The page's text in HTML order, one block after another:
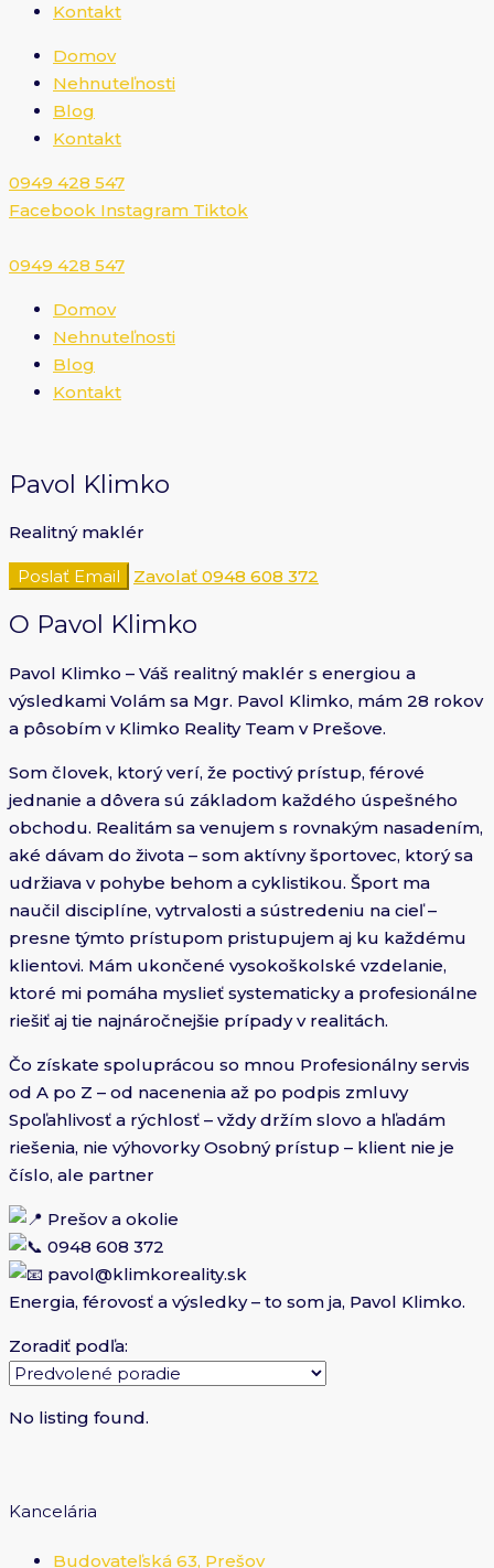
Kontakt
Domov
Nehnuteľnosti
Blog
Kontakt
0949 428 547​
Facebook Instagram Tiktok
0949 428 547​
Domov
Nehnuteľnosti
Blog
Kontakt
Pavol Klimko
Realitný maklér
Poslať Email Zavolať 0948 608 372
O Pavol Klimko
Pavol Klimko – Váš realitný maklér s energiou a
výsledkami Volám sa Mgr. Pavol Klimko, mám 28 rokov
a pôsobím v Klimko Reality Team v Prešove.
Som človek, ktorý verí, že poctivý prístup, férové
jednanie a dôvera sú základom každého úspešného
obchodu. Realitám sa venujem s rovnakým nasadením,
aké dávam do života – som aktívny športovec, ktorý sa
udržiava v pohybe behom a cyklistikou. Šport ma
naučil disciplíne, vytrvalosti a sústredeniu na cieľ –
presne týmto prístupom pristupujem aj ku každému
klientovi. Mám ukončené vysokoškolské vzdelanie,
ktoré mi pomáha myslieť systematicky a profesionálne
riešiť aj tie najnáročnejšie prípady v realitách.
Čo získate spoluprácou so mnou Profesionálny servis
od A po Z – od nacenenia až po podpis zmluvy
Spoľahlivosť a rýchlosť – vždy držím slovo a hľadám
riešenia, nie výhovorky Osobný prístup – klient nie je
číslo, ale partner
Prešov a okolie
0948 608 372
pavol@klimkoreality.sk
Energia, férovosť a výsledky – to som ja, Pavol Klimko.
Zoradiť podľa:
No listing found.
Kancelária
Budovateľská 63, Prešov